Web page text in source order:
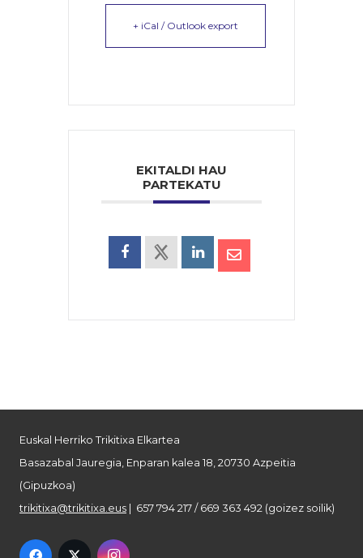
+ iCal / Outlook export
EKITALDI HAU
PARTEKATU
Euskal Herriko Trikitixa Elkartea
Basazabal Jauregia, Enparan kalea 18, 20730 Azpeitia
(Gipuzkoa)
trikitixa@trikitixa.eus | 657 794 217 / 669 363 492 (goizez soilik)